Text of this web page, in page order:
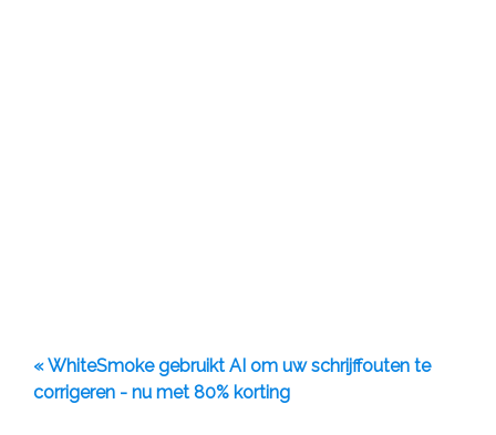
« WhiteSmoke gebruikt AI om uw schrijffouten te
corrigeren - nu met 80% korting